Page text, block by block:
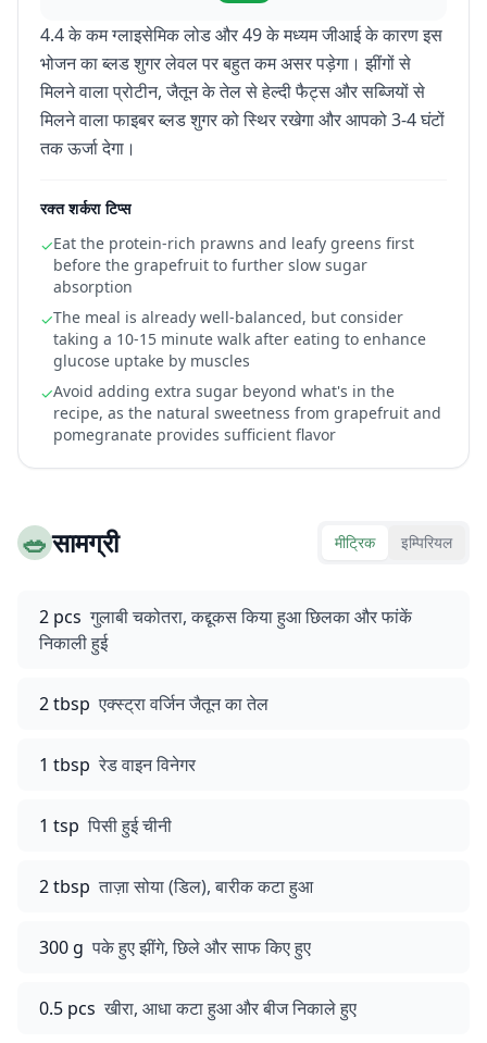
4.4 के कम ग्लाइसेमिक लोड और 49 के मध्यम जीआई के कारण इस
भोजन का ब्लड शुगर लेवल पर बहुत कम असर पड़ेगा। झींगों से
मिलने वाला प्रोटीन, जैतून के तेल से हेल्दी फैट्स और सब्जियों से
मिलने वाला फाइबर ब्लड शुगर को स्थिर रखेगा और आपको 3-4 घंटों
तक ऊर्जा देगा।
रक्त शर्करा टिप्स
✓Eat the protein-rich prawns and leafy greens first
before the grapefruit to further slow sugar
absorption
✓The meal is already well-balanced, but consider
taking a 10-15 minute walk after eating to enhance
glucose uptake by muscles
✓Avoid adding extra sugar beyond what's in the
recipe, as the natural sweetness from grapefruit and
pomegranate provides sufficient flavor
🥗सामग्री मीट्रिक इम्पिरियल
2 pcs गुलाबी चकोतरा, कद्दूकस किया हुआ छिलका और फांकें
निकाली हुई
2 tbsp एक्स्ट्रा वर्जिन जैतून का तेल
1 tbsp रेड वाइन विनेगर
1 tsp पिसी हुई चीनी
2 tbsp ताज़ा सोया (डिल), बारीक कटा हुआ
300 g पके हुए झींगे, छिले और साफ किए हुए
0.5 pcs खीरा, आधा कटा हुआ और बीज निकाले हुए